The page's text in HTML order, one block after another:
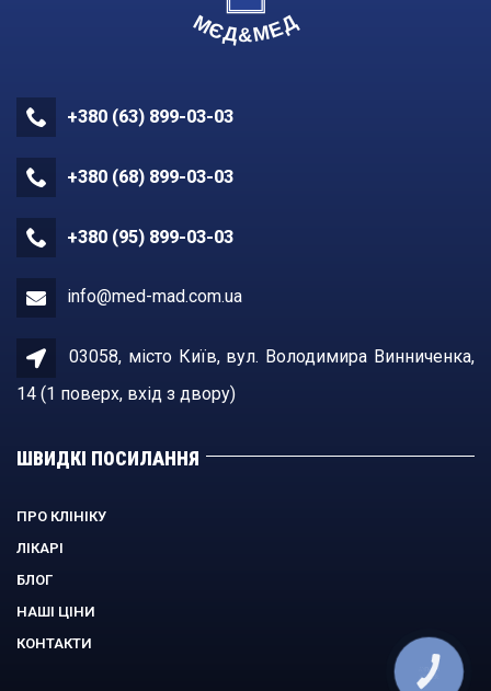
+380 (63) 899-03-03
+380 (68) 899-03-03
+380 (95) 899-03-03
info@med-mad.com.ua
03058, місто Київ, вул. Володимира Винниченка,
14 (1 поверх, вхiд з двору)
ШВИДКІ ПОСИЛАННЯ
ПРО КЛІНІКУ
ЛІКАРІ
БЛОГ
НАШІ ЦІНИ
КОНТАКТИ
КНОПКА
ЗВ'ЯЗКУ